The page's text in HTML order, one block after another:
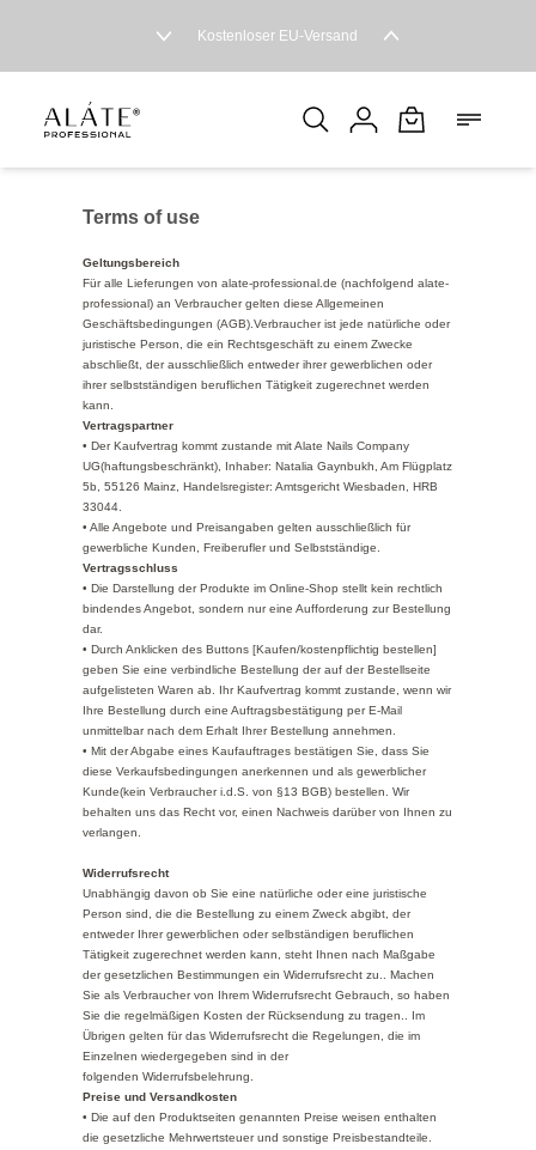
Kostenloser EU-Versand
Terms of use
Geltungsbereich
Für alle Lieferungen von alate-professional.de (nachfolgend alate-
professional) an Verbraucher gelten diese Allgemeinen
Geschäftsbedingungen (AGB).Verbraucher ist jede natürliche oder
juristische Person, die ein Rechtsgeschäft zu einem Zwecke
abschließt, der ausschließlich entweder ihrer gewerblichen oder
ihrer selbstständigen beruflichen Tätigkeit zugerechnet werden
kann.
Vertragspartner
• Der Kaufvertrag kommt zustande mit Alate Nails Company
UG(haftungsbeschränkt), Inhaber: Natalia Gaynbukh, Am Flügplatz
5b, 55126 Mainz, Handelsregister: Amtsgericht Wiesbaden, HRB
33044.
• Alle Angebote und Preisangaben gelten ausschließlich für
gewerbliche Kunden, Freiberufler und Selbstständige.
Vertragsschluss
• Die Darstellung der Produkte im Online-Shop stellt kein rechtlich
bindendes Angebot, sondern nur eine Aufforderung zur Bestellung
dar.
• Durch Anklicken des Buttons [Kaufen/kostenpflichtig bestellen]
geben Sie eine verbindliche Bestellung der auf der Bestellseite
aufgelisteten Waren ab. Ihr Kaufvertrag kommt zustande, wenn wir
Ihre Bestellung durch eine Auftragsbestätigung per E-Mail
unmittelbar nach dem Erhalt Ihrer Bestellung annehmen.
• Mit der Abgabe eines Kaufauftrages bestätigen Sie, dass Sie
diese Verkaufsbedingungen anerkennen und als gewerblicher
Kunde(kein Verbraucher i.d.S. von §13 BGB) bestellen. Wir
behalten uns das Recht vor, einen Nachweis darüber von Ihnen zu
verlangen.
Widerrufsrecht
Unabhängig davon ob Sie eine natürliche oder eine juristische
Person sind, die die Bestellung zu einem Zweck abgibt, der
entweder Ihrer gewerblichen oder selbständigen beruflichen
Tätigkeit zugerechnet werden kann, steht Ihnen nach Maßgabe
der gesetzlichen Bestimmungen ein Widerrufsrecht zu.. Machen
Sie als Verbraucher von Ihrem Widerrufsrecht Gebrauch, so haben
Sie die regelmäßigen Kosten der Rücksendung zu tragen.. Im
Übrigen gelten für das Widerrufsrecht die Regelungen, die im
Einzelnen wiedergegeben sind in der
folgenden Widerrufsbelehrung
Preise und Versandkosten
• Die auf den Produktseiten genannten Preise weisen enthalten
die gesetzliche Mehrwertsteuer und sonstige Preisbestandteile.